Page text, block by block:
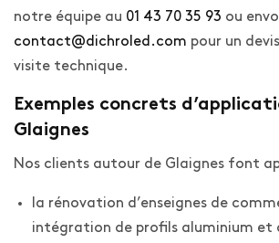
notre équipe au 01 43 70 35 93 ou
contact@dichroled.com pour un
visite technique.
Exemples concrets
Glaignes
Nos clients autour de Glaignes font
la rénovation d’enseignes de
intégration de profils aluminium et